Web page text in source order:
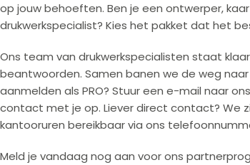
op jouw behoeften. Ben je een ontwerper,
drukwerkspecialist? Kies het pakket dat het
Ons team van drukwerkspecialisten staat
beantwoorden. Samen banen we de weg naar
aanmelden als PRO? Stuur een e-mail naar
contact met je op. Liever direct contact? We
kantooruren bereikbaar via ons
Meld je vandaag nog aan voor ons